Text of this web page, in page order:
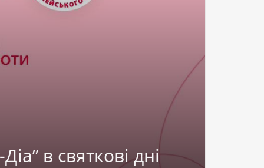
в святкові дні